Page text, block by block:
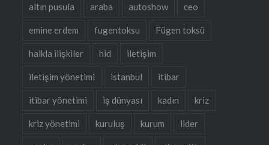
altın pusula araba autoshow ceo
emine erdem fugentoksu Fügen toksü
halkla ilişkiler hid iletişim
iletişim yönetimi istanbul itibar
itibar yönetimi iş dünyası kadın kriz
kriz yönetimi kuruluş kurum lider